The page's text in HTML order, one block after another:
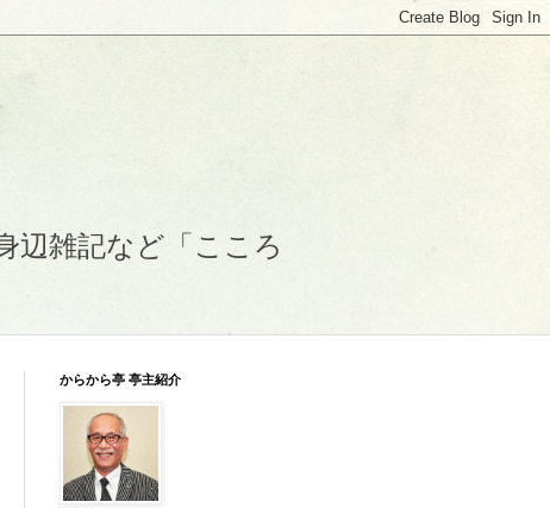
辺雑記など「こころ
からから亭 亭主紹介